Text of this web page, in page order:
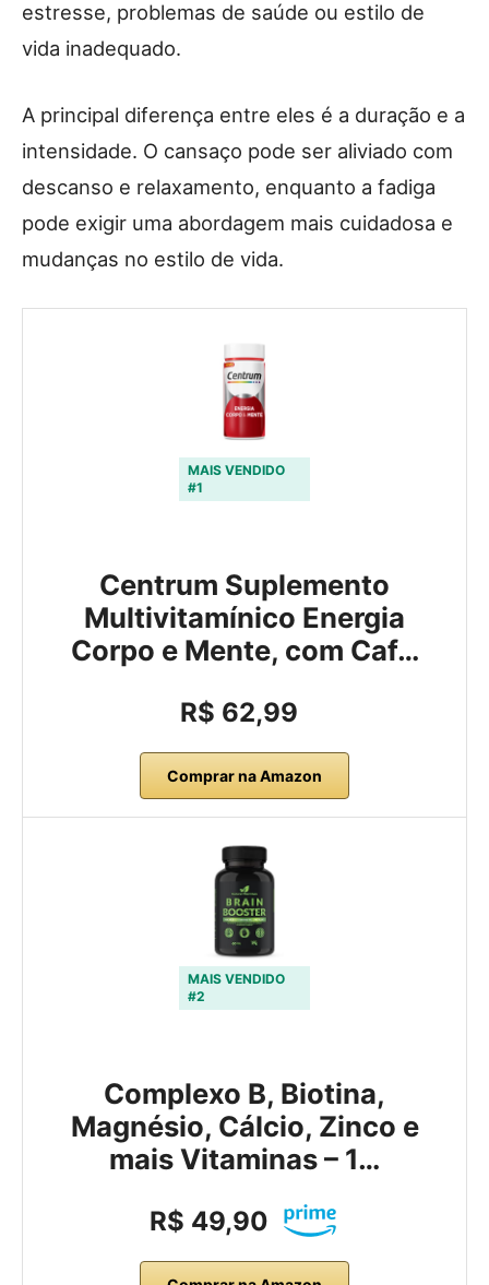
estresse, problemas de saúde ou estilo de
vida inadequado.
A principal diferença entre eles é a duração e a
intensidade. O cansaço pode ser aliviado com
descanso e relaxamento, enquanto a fadiga
pode exigir uma abordagem mais cuidadosa e
mudanças no estilo de vida.
MAIS VENDIDO
#1
Centrum Suplemento
Multivitamínico Energia
Corpo e Mente, com Caf…
R$ 62,99
Comprar na Amazon
MAIS VENDIDO
#2
Complexo B, Biotina,
Magnésio, Cálcio, Zinco e
mais Vitaminas – 1…
R$ 49,90